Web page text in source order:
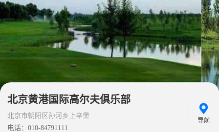
北京黄港国际高尔夫俱乐部
北京市朝阳区孙河乡上辛堡
电话：010-84791111
导航